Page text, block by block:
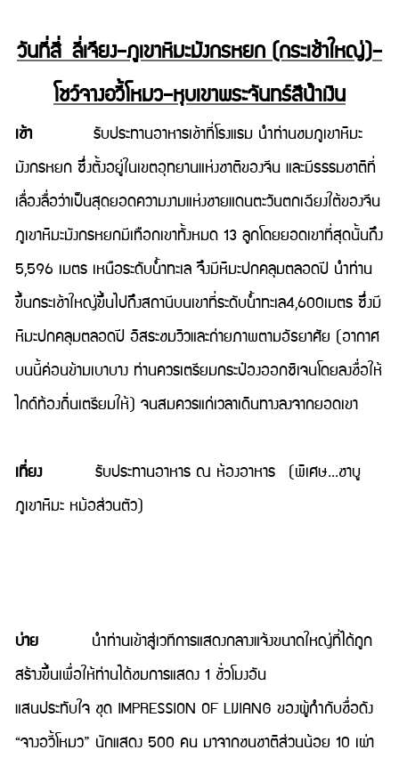
วันที่สี่ ลี่เจียง–ภูเขาหิมะมังกรหยก (กระเช้าใหญ่)–
โชว์จางอวี้โหมว–หุบเขาพระจันทร์สีน้ําเงิน
เช้ารับประทานอาหารเช้าที่โรงแรม นำท่านชมภูเขาหิมะ
มังกรหยก ซึ่งตั้งอยู่ในเขตอุทยานแห่งชาติของจีน และมีธรรมชาติที่
เลื่องลื่อว่าเป็นสุดยอดความงามแห่งชายแดนตะวันตกเฉียงใต้ของจีน
ภูเขาหิมะมังกรหยกมีเทือกเขาทั้งหมด 13 ลูกโดยยอดเขาที่สุดนั้นถึง
5,596 เมตร เหนือระดับน้ำทะเล จึงมีหิมะปกคลุมตลอดปี นำท่าน
ขึ้นกระเช้าใหญ่ขึ้นไปถึงสถานีบนเขาที่ระดับน้ำทะเล4,600เมตร ซึ่งมี
หิมะปกคลุมตลอดปี อิสระชมวิวและถ่ายภาพตามอัธยาศัย (อากาศ
บนนี้ค่อนข้ามเบาบาง ท่านควรเตรียมกระป๋องออกซิเจนโดยลงชื่อให้
ไกด์ท้องถิ่นเตรียมให้) จนสมควรแก่เวลาเดินทางลงจากยอดเขา
เที่ยง
รับประทานอาหาร ณ ห้องอาหาร (พิเศษ...ชาบู
ภูเขาหิมะ หม้อส่วนตัว)
บ่าย นำท่านเข้าสู่เวทีการแสดงกลางแจ้งขนาดใหญ่ที่ได้ถูก
สร้างขึ้นเพื่อให้ท่านได้ชมการแสดง 1 ชั่วโมงอัน
แสนประทับใจ ชุด IMPRESSION OF LIJIANG ของผู้กำกับชื่อดัง
“จางอวี้โหมว” นักแสดง 500 คน มาจากชนชาติส่วนน้อย 10 เผ่า